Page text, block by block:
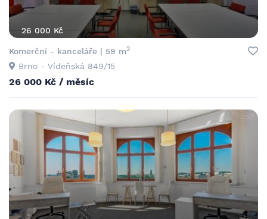
26 000 Kč
Komerční - kanceláře | 59 m2
Brno - Vídeňská 849/15
26 000 Kč / měsíc